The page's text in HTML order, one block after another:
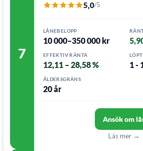
7
5,0/5
LÅNEBELOPP
10 000–350 000 kr
EFFEKTIV RÄNTA
12,11 – 28,58 % 1 -
ÅLDERSGRÄNS
20 år
Ansök om
Läs mer →